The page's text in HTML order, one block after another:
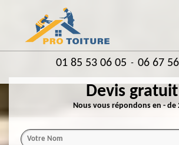
01 85 53 06 05 - 06 67
Devis gratuit
Nous vous répondons en - de